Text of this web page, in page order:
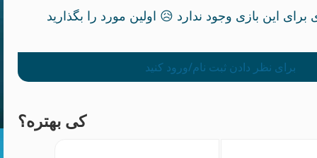
برای نظر دادن ثبت نام/ورود کنید
کی بهتره؟